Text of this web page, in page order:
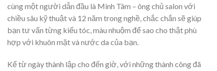
cùng một người dẫn đầu là Minh Tâm – ông chủ salon với
chiều sâu kỹ thuật và 12 năm trong nghề, chắc chắn sẽ giúp
bạn tư vấn từng kiểu tóc, màu nhuộm để sao cho thật phù
hợp với khuôn mặt và nước da của bạn.
Kể từ ngày thành lập cho đến giờ, với những thành công đã